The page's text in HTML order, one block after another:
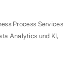
Process Services
Analytics und KI,